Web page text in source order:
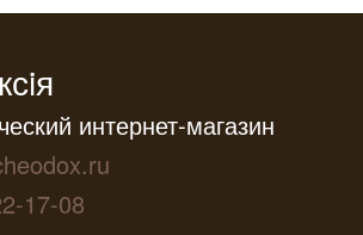
интернет-магазин
17-08